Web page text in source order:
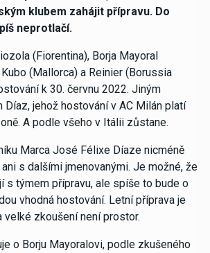
klubem zahájit přípravu. Do
neprotlačí.
(Fiorentina), Borja Mayoral
(Mallorca) a Reinier (Borussia
k 30. červnu 2022. Jiným
Díaz, jehož hostování v AC Milán platí
A podle všeho v Itálii zůstane.
Marca José Félixe Díaze nicméně
s dalšími jmenovanými. Je možné, že
s týmem přípravu, ale spíše to bude o
vhodná hostování. Letní příprava je
velké zkoušení není prostor.
o Borju Mayoralovi, podle zkušeného